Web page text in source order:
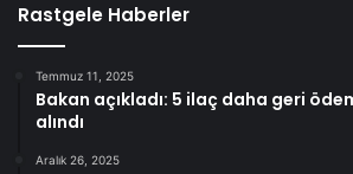
Rastgele Haberler
Temmuz 11, 2025
Bakan açıkladı: 5 ilaç daha geri
alındı
Aralık 26, 2025